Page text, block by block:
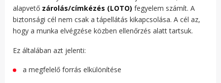
alapvető zárolás/címkézés (LOTO) fegyelem számít. A
biztonsági cél nem csak a tápellátás kikapcsolása. A cél az,
hogy a munka elvégzése közben ellenőrzés alatt tartsuk.
Ez általában azt jelenti:
a megfelelő forrás elkülönítése